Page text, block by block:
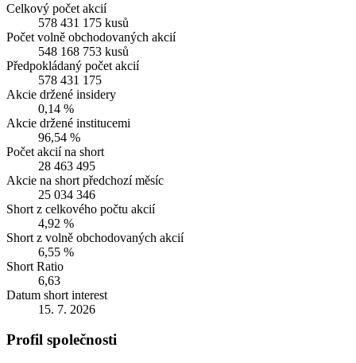
Celkový počet akcií
578 431 175 kusů
Počet volně obchodovaných akcií
548 168 753 kusů
Předpokládaný počet akcií
578 431 175
Akcie držené insidery
0,14 %
Akcie držené institucemi
96,54 %
Počet akcií na short
28 463 495
Akcie na short předchozí měsíc
25 034 346
Short z celkového počtu akcií
4,92 %
Short z volně obchodovaných akcií
6,55 %
Short Ratio
6,63
Datum short interest
15. 7. 2026
Profil společnosti